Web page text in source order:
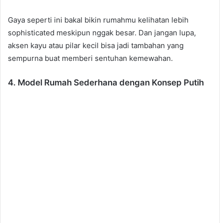
Gaya seperti ini bakal bikin rumahmu kelihatan lebih
sophisticated meskipun nggak besar. Dan jangan lupa,
aksen kayu atau pilar kecil bisa jadi tambahan yang
sempurna buat memberi sentuhan kemewahan.
4. Model Rumah Sederhana dengan Konsep Putih